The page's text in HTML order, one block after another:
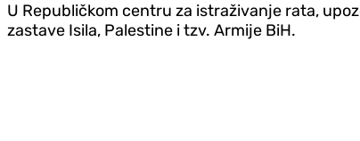
U Republičkom centru za istraživanje rata,
zastave Isila, Palestine i tzv. Armije BiH.